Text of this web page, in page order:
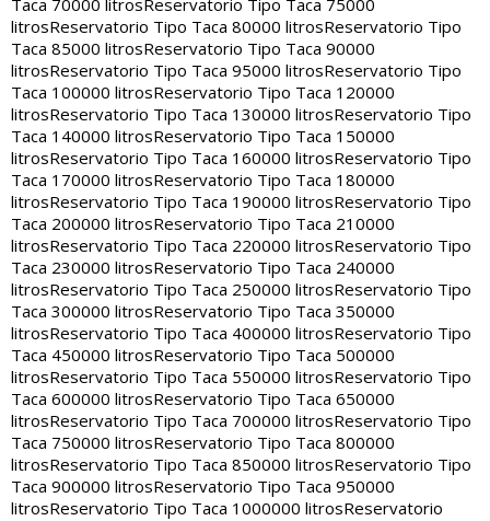
Taca 70000 litros Reservatorio Tipo Taca 75000
litrosReservatorio Tipo Taca 80000 litrosReservatorio Tipo
Taca 85000 litrosReservatorio Tipo Taca 90000
litrosReservatorio Tipo Taca 95000 litrosReservatorio Tipo
Taca 100000 litrosReservatorio Tipo Taca 120000
litrosReservatorio Tipo Taca 130000 litrosReservatorio Tipo
Taca 140000 litrosReservatorio Tipo Taca 150000
litrosReservatorio Tipo Taca 160000 litrosReservatorio Tipo
Taca 170000 litrosReservatorio Tipo Taca 180000
litrosReservatorio Tipo Taca 190000 litrosReservatorio Tipo
Taca 200000 litrosReservatorio Tipo Taca 210000
litrosReservatorio Tipo Taca 220000 litrosReservatorio Tipo
Taca 230000 litrosReservatorio Tipo Taca 240000
litrosReservatorio Tipo Taca 250000 litrosReservatorio Tipo
Taca 300000 litrosReservatorio Tipo Taca 350000
litrosReservatorio Tipo Taca 400000 litrosReservatorio Tipo
Taca 450000 litrosReservatorio Tipo Taca 500000
litrosReservatorio Tipo Taca 550000 litrosReservatorio Tipo
Taca 600000 litrosReservatorio Tipo Taca 650000
litrosReservatorio Tipo Taca 700000 litrosReservatorio Tipo
Taca 750000 litrosReservatorio Tipo Taca 800000
litrosReservatorio Tipo Taca 850000 litrosReservatorio Tipo
Taca 900000 litrosReservatorio Tipo Taca 950000
litrosReservatorio Tipo Taca 1000000 litrosReservatorio